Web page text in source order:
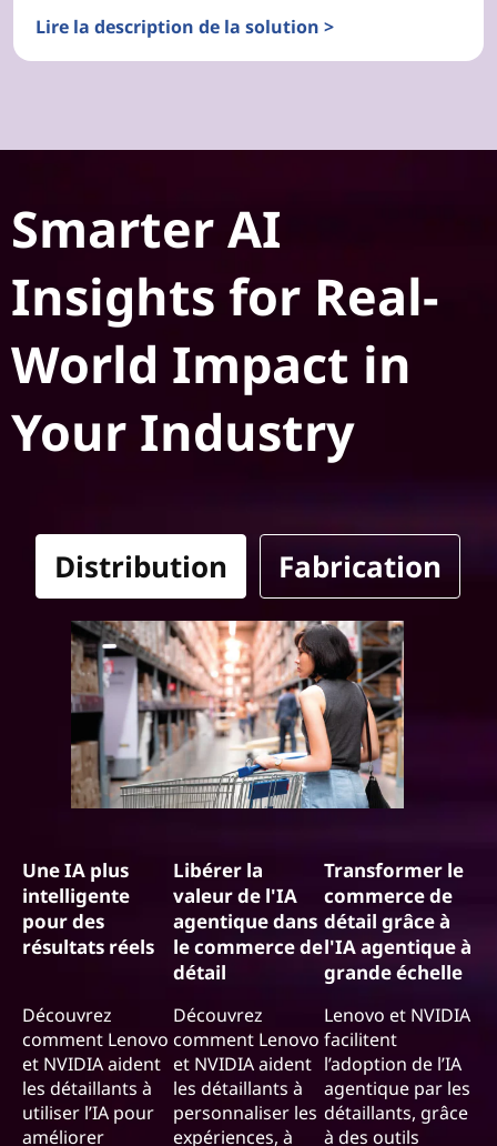
Lire la description de la solution >
Smarter AI
Insights for Real-
World Impact in
Your Industry
Distribution Fabrication
Une IA plus
intelligente
pour des
résultats réels
Libérer la
valeur de l'IA
agentique dans
le commerce de
détail
Transformer le
commerce de
détail grâce à
l'IA agentique à
grande échelle
Découvrez
comment Lenovo
et NVIDIA aident
les détaillants à
utiliser l’IA pour
améliorer
Découvrez
comment Lenovo
et NVIDIA aident
les détaillants à
personnaliser les
expériences, à
Lenovo et NVIDIA
facilitent
l’adoption de l’IA
agentique par les
détaillants, grâce
à des outils